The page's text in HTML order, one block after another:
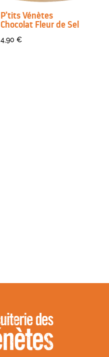
P’tits Vénètes
Chocolat Fleur de Sel
4,90€